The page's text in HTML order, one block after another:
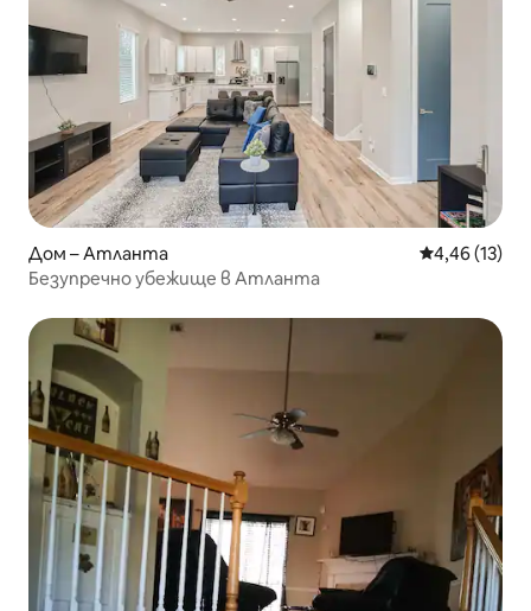
Дом – Атланта Средна
4,46 (13)
Безупречно убежище в Атланта